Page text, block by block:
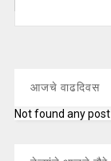
आजचे वाढदिवस
Not found any post